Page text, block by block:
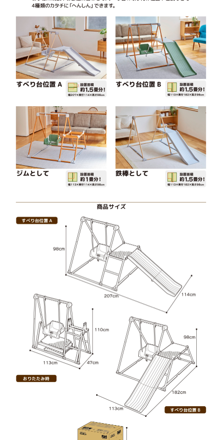
Smile & Kindness
こどものりもの・遊具を通して、
お子様の健やかな成長を応援します。
100%